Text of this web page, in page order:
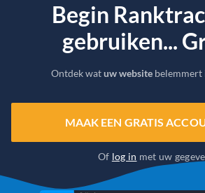
Begin
gebruiken...
Ontdek watuw website belemmert
MAAK EEN GRATIS
Of log in met uw